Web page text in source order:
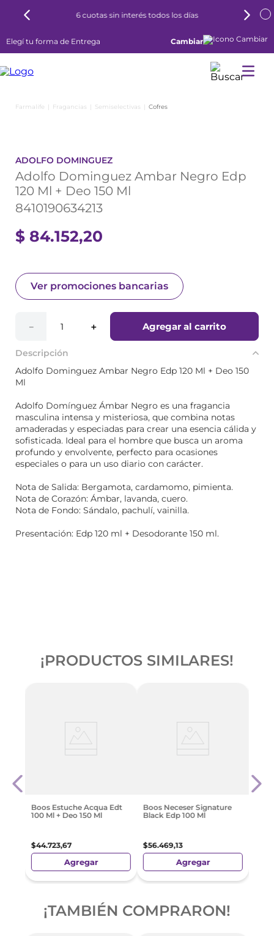
6 cuotas sin interés todos los días
Elegí tu forma de Entrega Cambiar
Fragancias Semiselectivas Cofres
ADOLFO DOMINGUEZ
Adolfo Dominguez Ambar Negro Edp
120 Ml + Deo 150 Ml
8410190634213
$ 84.152,20
Ver promociones bancarias
＋
－ Agregar al carrito
Descripción
Adolfo Dominguez Ambar Negro Edp 120 Ml + Deo 150
Ml
Adolfo Domínguez Ámbar Negro es una fragancia
masculina intensa y misteriosa, que combina notas
amaderadas y especiadas para crear una esencia cálida y
sofisticada. Ideal para el hombre que busca un aroma
profundo y envolvente, perfecto para ocasiones
especiales o para un uso diario con carácter.
Nota de Salida: Bergamota, cardamomo, pimienta.
Nota de Corazón: Ámbar, lavanda, cuero.
Nota de Fondo: Sándalo, pachulí, vainilla.
Presentación: Edp 120 ml + Desodorante 150 ml.
¡PRODUCTOS SIMILARES!
Boos Estuche Acqua Edt
100 Ml + Deo 150 Ml
$44.723,67
Agregar
Boos Neceser Signature
Black Edp 100 Ml
$56.469,13
Agregar
¡TAMBIÉN COMPRARON!